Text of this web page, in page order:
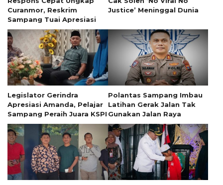
Curanmor, Reskrim
Sampang Tuai Apresiasi
Justice’ Meninggal Dunia
Legislator Gerindra
Apresiasi Amanda, Pelajar
Sampang Peraih Juara KSPI
Polantas Sampang Imbau
Latihan Gerak Jalan Tak
Gunakan Jalan Raya